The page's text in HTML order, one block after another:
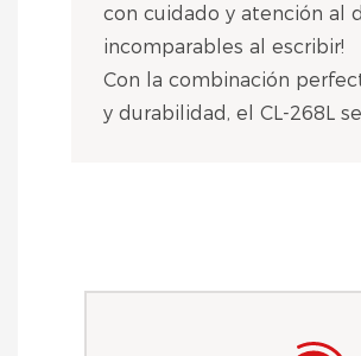
con cuidado y atención al
incomparables al escribir!
Con la combinación
y durabilidad, el CL-268L